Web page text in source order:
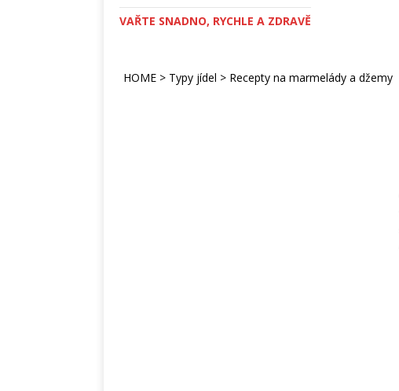
VAŘTE SNADNO, RYCHLE A ZDRAVĚ
HOME > Typy jídel > Recepty na marmelády a džemy